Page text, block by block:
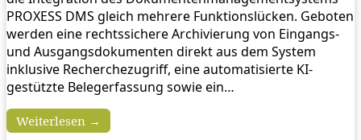
PROXESS DMS gleich mehrere Funktionslücken. Geboten
werden eine rechtssichere Archivierung von Eingangs-
und Ausgangsdokumenten direkt aus dem System
inklusive Recherchezugriff, eine automatisierte KI-
gestützte Belegerfassung sowie ein…
Weiterlesen →